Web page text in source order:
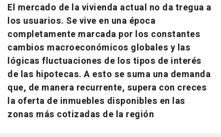
El mercado de la vivienda actual no da tregua a
los usuarios. Se vive en una época
completamente marcada por los constantes
cambios macroeconómicos globales y las
lógicas fluctuaciones de los tipos de interés
de las hipotecas. A esto se suma una demanda
que, de manera recurrente, supera con creces
la oferta de inmuebles disponibles en las
zonas más cotizadas de la región